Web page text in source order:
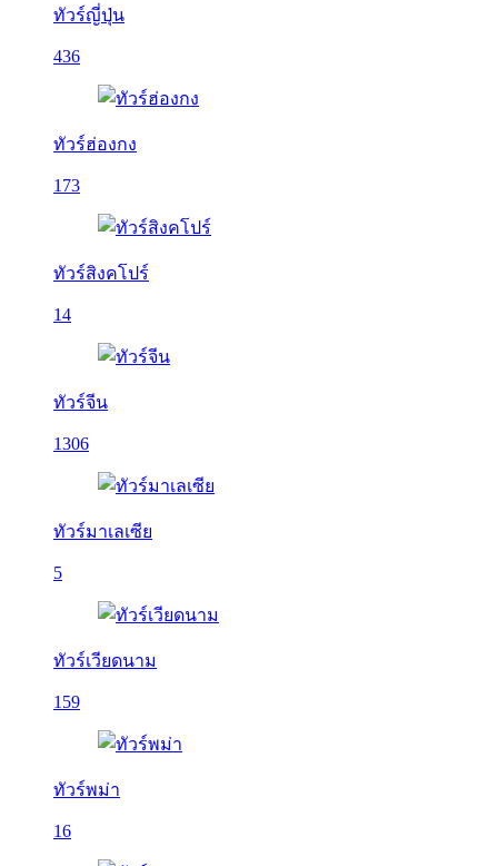
ทัวร์ญี่ปุ่น
436
ทัวร์ฮ่องกง
173
ทัวร์สิงคโปร์
14
ทัวร์จีน
1306
ทัวร์มาเลเซีย
5
ทัวร์เวียดนาม
159
ทัวร์พม่า
16